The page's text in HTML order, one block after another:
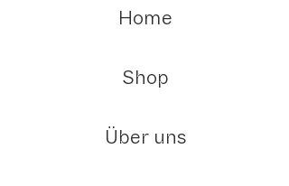
Home
Shop
Über uns